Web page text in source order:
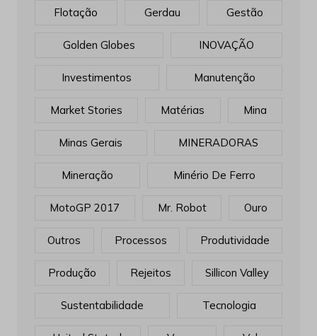
Flotação Gerdau Gestão
Golden Globes INOVAÇÃO
Investimentos Manutenção
Market Stories Matérias Mina
Minas Gerais MINERADORAS
Mineração Minério De Ferro
MotoGP 2017 Mr. Robot Ouro
Outros Processos Produtividade
Produção Rejeitos Sillicon Valley
Sustentabilidade Tecnologia